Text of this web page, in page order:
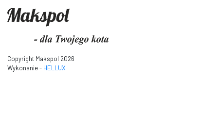
Copyright Makspol 2026
Wykonanie - HELLUX